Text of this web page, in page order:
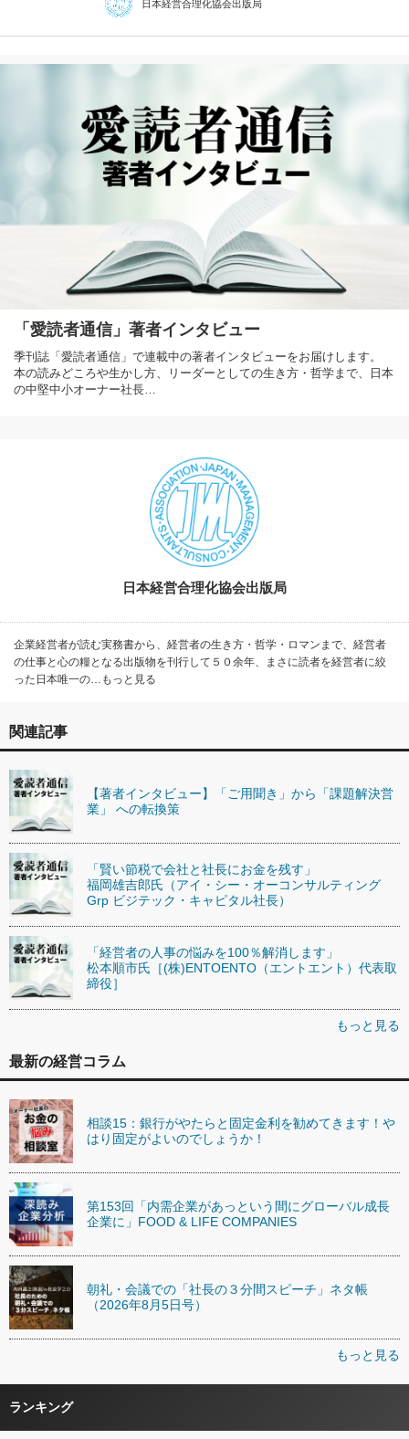
日本経営合理化協会出版局
「愛読者通信」著者インタビュー
季刊誌「愛読者通信」で連載中の著者インタビューをお届けします。
本の読みどころや生かし方、リーダーとしての生き方・哲学まで、日本
の中堅中小オーナー社長…
日本経営合理化協会出版局
企業経営者が読む実務書から、経営者の生き方・哲学・ロマンまで、経営者
の仕事と心の糧となる出版物を刊行して５０余年、まさに読者を経営者に絞
った日本唯一の…もっと見る
関連記事
【著者インタビュー】「ご用聞き」から「課題解決営
業」 への転換策
「賢い節税で会社と社長にお金を残す」
福岡雄吉郎氏（アイ・シー・オーコンサルティング
Grp ビジテック・キャピタル社長）
「経営者の人事の悩みを100％解消します」
松本順市氏［(株)ENTOENTO（エントエント）代表取
締役］
もっと見る
最新の経営コラム
相談15：銀行がやたらと固定金利を勧めてきます！や
はり固定がよいのでしょうか！
第153回「内需企業があっという間にグローバル成長
企業に」FOOD & LIFE COMPANIES
朝礼・会議での「社長の３分間スピーチ」ネタ帳
（2026年8月5日号）
もっと見る
ランキング